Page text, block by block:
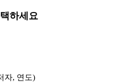
하세요
자, 연도)